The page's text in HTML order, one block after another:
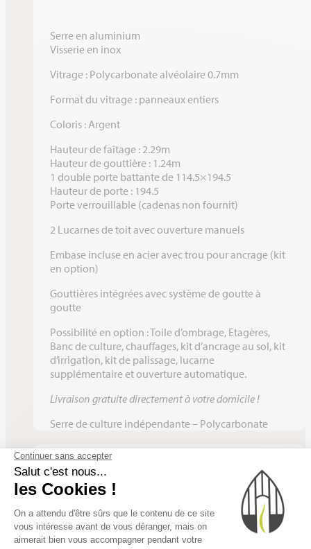
Serre en aluminium
Visserie en inox
Vitrage : Polycarbonate alvéolaire 0.7mm
Format du vitrage : panneaux entiers
Coloris : Argent
Hauteur de faîtage : 2.29m
Hauteur de gouttière : 1.24m
1 double porte battante de 114.5×194.5
Hauteur de porte : 194.5
Porte verrouillable (cadenas non fournit)
2 Lucarnes de toit avec ouverture manuels
Embase incluse en acier avec trou pour ancrage (kit
en option)
Gouttières intégrées avec système de goutte à
goutte
Possibilité en option : Toile d’ombrage, Etagères,
Banc de culture, chauffages, kit d’ancrage au sol, kit
d’irrigation, kit de palissage, lucarne
supplémentaire et ouverture automatique.
Livraison gratuite directement à votre domicile !
Serre de culture indépendante – Polycarbonate
Voir les notices du modèle Serre
Quintessence – Palram Canopia
NOTICE MONTAGE QUINTESSENCE